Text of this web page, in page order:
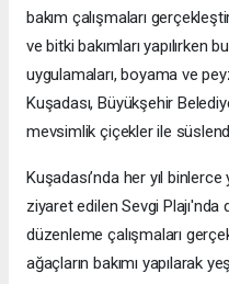
bakım çalışmaları
ve bitki bakımları yapılırken
uygulamaları, boyama ve
Kuşadası, Büyükşehir
mevsimlik çiçekler ile
Kuşadası’nda her yıl
ziyaret edilen Sevgi
düzenleme çalışmaları
ağaçların bakımı yapılarak